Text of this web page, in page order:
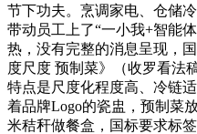
节下功夫。烹调家电、仓储
带动员工上了“一小我+智能
热，没有完整的消息呈现，
度尺度 预制菜》（收罗看法
特点是尺度化程度高、冷链
着品牌Logo的瓷盅，预制菜
米秸秆做餐盒，国标要求标